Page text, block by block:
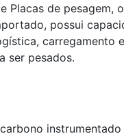
Placas de
possui
carregamento
ser pesados.